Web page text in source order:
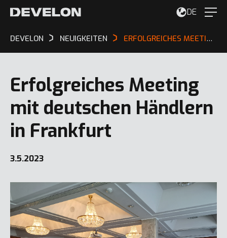
DE
DEVELON NEUIGKEITEN ERFOLGREICHES MEETING MIT DEUTSCHEN HÄNDLERN IN FRANKFURT
Erfolgreiches Meeting
mit deutschen Händlern
in Frankfurt
3.5.2023